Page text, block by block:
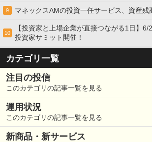
9 マネックスAMの投資一任サービス、資産残
10
【投資家と上場企業が直接つながる1日】
投資家サミット開催！
カテゴリ一覧
注目の投信
このカテゴリの記事一覧を見る
運用状況
このカテゴリの記事一覧を見る
新商品・新サービス